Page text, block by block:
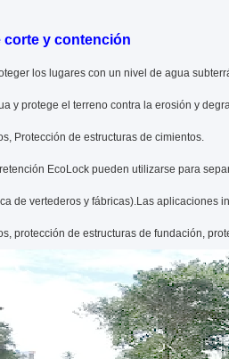
corte y contención
los lugares con un nivel de agua
y protege el terreno contra la erosión y
Protección de estructuras de cimientos.
EcoLock pueden utilizarse para
de vertederos y fábricas).Las aplicaciones
protección de estructuras de fundación,